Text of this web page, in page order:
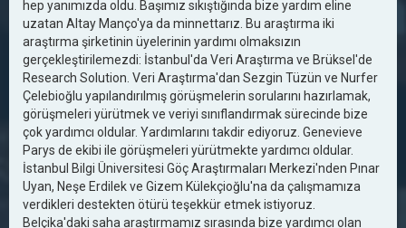
hep yanımızda oldu. Başımız sıkıştığında bize yardım eline
uzatan Altay Manço'ya da minnettarız. Bu araştırma iki
araştırma şirketinin üyelerinin yardımı olmaksızın
gerçekleştirilemezdi: İstanbul'da Veri Araştırma ve Brüksel'de
Research Solution. Veri Araştırma'dan Sezgin Tüzün ve Nurfer
Çelebioğlu yapılandırılmış görüşmelerin sorularını hazırlamak,
görüşmeleri yürütmek ve veriyi sınıflandırmak sürecinde bize
çok yardımcı oldular. Yardımlarını takdir ediyoruz. Genevieve
Parys de ekibi ile görüşmeleri yürütmekte yardımcı oldular.
İstanbul Bilgi Üniversitesi Göç Araştırmaları Merkezi'nden Pınar
Uyan, Neşe Erdilek ve Gizem Külekçioğlu'na da çalışmamıza
verdikleri destekten ötürü teşekkür etmek istiyoruz.
Belçika'daki saha araştırmamız sırasında bize yardımcı olan